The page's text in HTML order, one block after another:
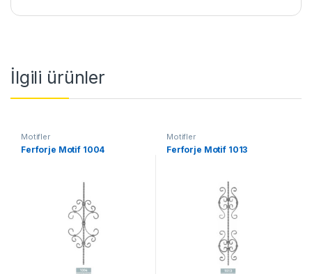
İlgili ürünler
Motifler
Ferforje Motif 1004
Motifler
Ferforje Motif 1013